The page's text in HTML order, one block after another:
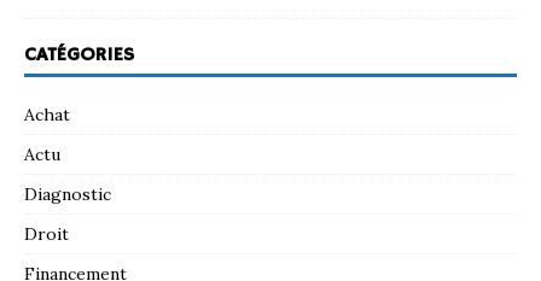
CATÉGORIES
Achat
Actu
Diagnostic
Droit
Financement